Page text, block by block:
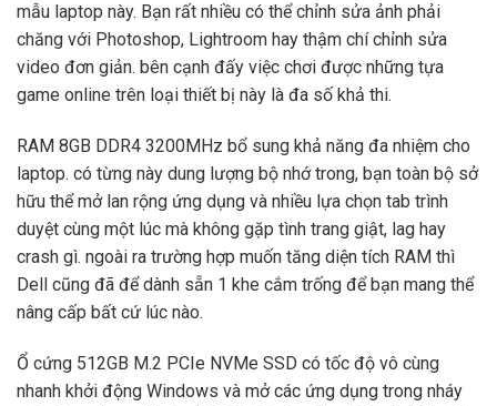
mẫu laptop này. Bạn rất nhiều có thể chỉnh sửa ảnh phải
chăng với Photoshop, Lightroom hay thậm chí chỉnh sửa
video đơn giản. bên cạnh đấy việc chơi được những tựa
game online trên loại thiết bị này là đa số khả thi.
RAM 8GB DDR4 3200MHz bổ sung khả năng đa nhiệm cho
laptop. có từng này dung lượng bộ nhớ trong, bạn toàn bộ sở
hữu thể mở lan rộng ứng dụng và nhiều lựa chọn tab trình
duyệt cùng một lúc mà không gặp tình trang giật, lag hay
crash gì. ngoài ra trường hợp muốn tăng diện tích RAM thì
Dell cũng đã để dành sẵn 1 khe cắm trống để bạn mang thể
nâng cấp bất cứ lúc nào.
Ổ cứng 512GB M.2 PCIe NVMe SSD có tốc độ vô cùng
nhanh khởi động Windows và mở các ứng dụng trong nháy